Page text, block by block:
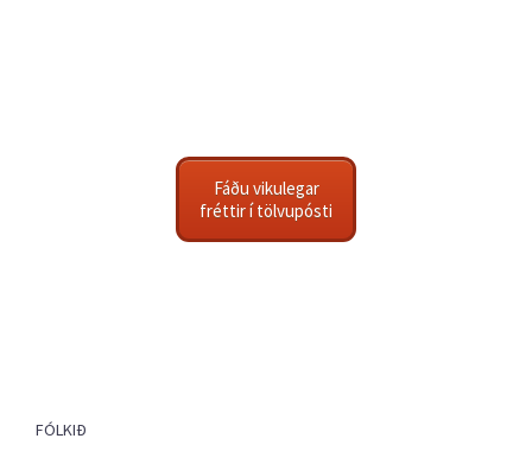
Fáðu vikulegar
fréttir í tölvupósti
FÓLKIÐ